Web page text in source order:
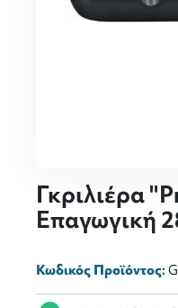
Γκριλιέρα
Επαγωγική
Κωδικός Προϊόντος: